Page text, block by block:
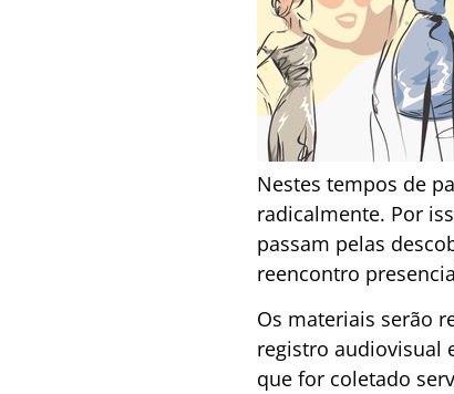
Nestes tempos de
radicalmente. Por
passam pelas
reencontro
Os materiais serão
registro audiovisual
que for coletado